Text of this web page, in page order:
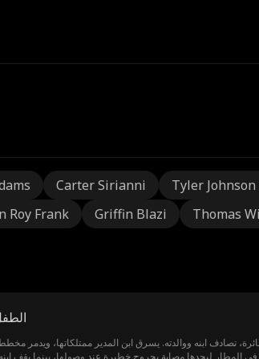
Carter Sirianni Tyler
Roy Frank
Griffin Blazi Thomas
تصادف ابنه ووالدته. يسرق ابن المدير ممتلكاتها، ويدمر